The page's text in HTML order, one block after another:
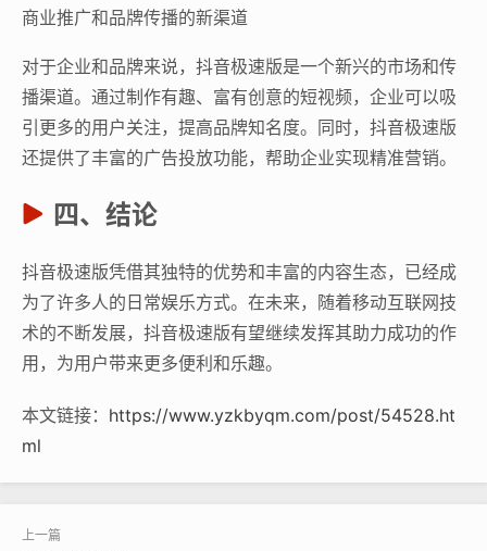
商业推广和品牌传播的新渠道
对于企业和品牌来说，抖音极速版是一个新兴的市场和传
播渠道。通过制作有趣、富有创意的短视频，企业可以吸
引更多的用户关注，提高品牌知名度。同时，抖音极速版
还提供了丰富的广告投放功能，帮助企业实现精准营销。
四、结论
抖音极速版凭借其独特的优势和丰富的内容生态，已经成
为了许多人的日常娱乐方式。在未来，随着移动互联网技
术的不断发展，抖音极速版有望继续发挥其助力成功的作
用，为用户带来更多便利和乐趣。
本文链接： https://www.yzkbyqm.com/post/54528.ht
ml